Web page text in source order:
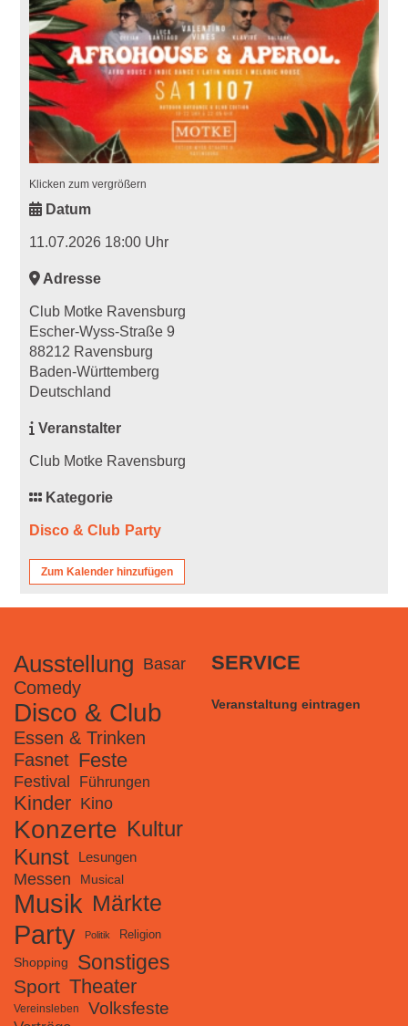
Klicken zum vergrößern
Datum
11.07.2026 18:00 Uhr
Adresse
Club Motke Ravensburg
Escher-Wyss-Straße 9
88212 Ravensburg
Baden-Württemberg
Deutschland
Veranstalter
Club Motke Ravensburg
Kategorie
Disco & Club Party
Zum Kalender hinzufügen
Ausstellung Basar
Comedy
Disco & Club
Essen & Trinken
Fasnet Feste
Festival Führungen
Kinder Kino
Konzerte Kultur
Kunst Lesungen
Messen Musical
Musik Märkte
Party Politik Religion
Shopping Sonstiges
Sport Theater
Vereinsleben Volksfeste
SERVICE
Veranstaltung eintragen